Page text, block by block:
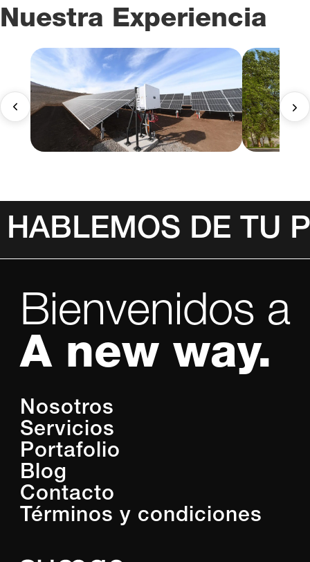
Nuestra Experiencia
HABLEMOS DE TU
Bienvenidos a
A new way.
Nosotros
Servicios
Portafolio
Blog
Contacto
Términos y condiciones